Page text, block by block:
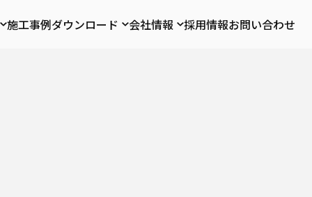
施工事例ダウンロード 会社情報 採用情報お問い合わせ